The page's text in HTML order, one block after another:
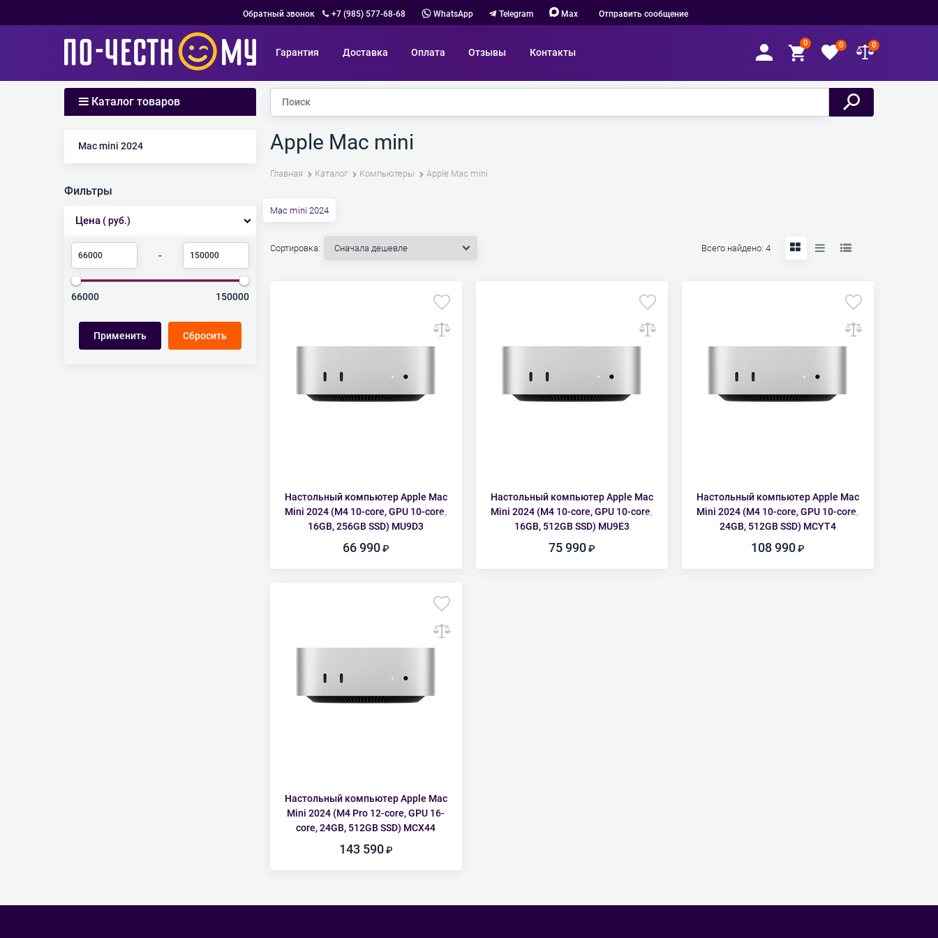
Обратный звонок +7 (985) 577-68-68 WhatsApp Telegram Max Отправить сообщение
Гарантия Доставка Оплата Отзывы Контакты
0 0 0
Каталог товаров
Mac mini 2024
Фильтры
Цена ( руб.)
-
66000 150000
Apple Mac mini
Главная Каталог Компьютеры Apple Mac mini
Mac mini 2024
Сортировка: Всего найдено: 4
Настольный компьютер Apple Mac
Mini 2024 (M4 10-core, GPU 10-core,
16GB, 256GB SSD) MU9D3
66 990
Настольный компьютер Apple Mac
Mini 2024 (M4 10-core, GPU 10-core,
16GB, 512GB SSD) MU9E3
75 990
Настольный компьютер Apple Mac
Mini 2024 (M4 10-core, GPU 10-core,
24GB, 512GB SSD) MCYT4
108 990
Настольный компьютер Apple Mac
Mini 2024 (M4 Pro 12-core, GPU 16-
core, 24GB, 512GB SSD) MCX44
143 590